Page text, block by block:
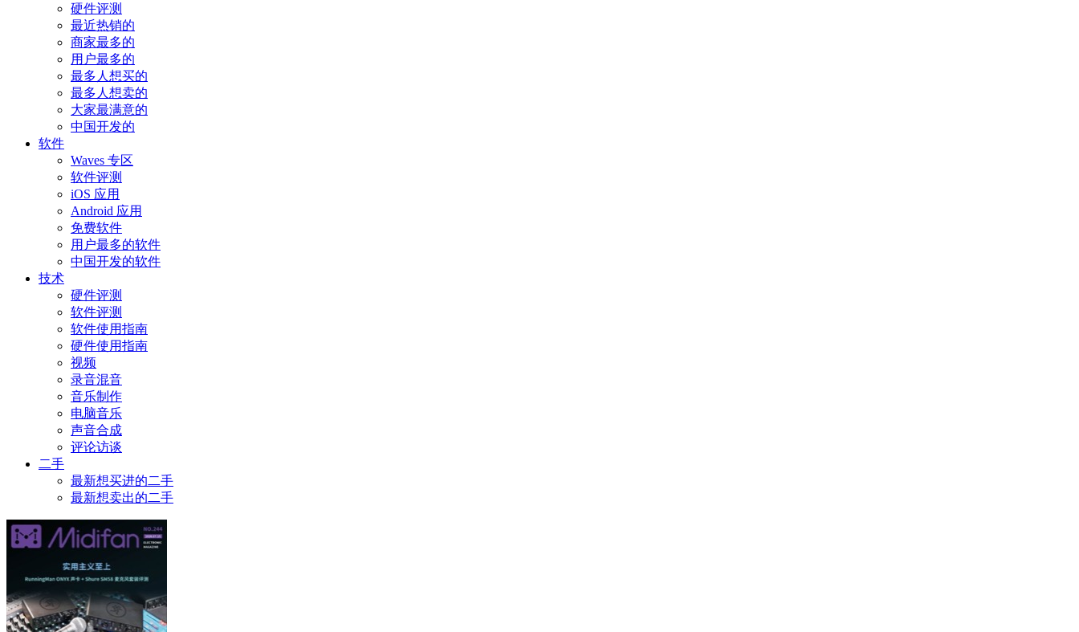
硬件评测
最近热销的
商家最多的
用户最多的
最多人想买的
最多人想卖的
大家最满意的
中国开发的
软件
Waves 专区
软件评测
iOS 应用
Android 应用
免费软件
用户最多的软件
中国开发的软件
技术
硬件评测
软件评测
软件使用指南
硬件使用指南
视频
录音混音
音乐制作
电脑音乐
声音合成
评论访谈
二手
最新想买进的二手
最新想卖出的二手